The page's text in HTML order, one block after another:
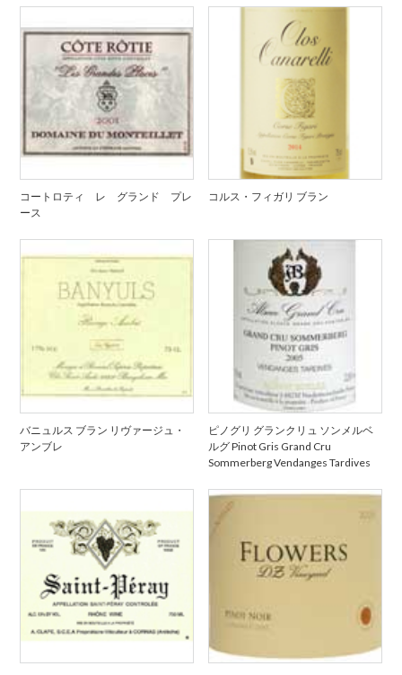
コートロティ レ グランド プレ
ース
コルス・フィガリ ブラン
バニュルス ブラン リヴァージュ・
アンブレ
ピノグリ グランクリュ ソンメルベ
ルグ Pinot Gris Grand Cru
Sommerberg Vendanges Tardives